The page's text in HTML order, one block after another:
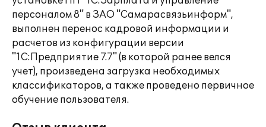
персоналом 8" в ЗАО "Самарасвязьинформ",
выполнен перенос кадровой информации и
расчетов из конфигурации версии
"1С:Предприятие 7.7" (в которой ранее велся
учет), произведена загрузка необходимых
классификаторов, а также проведено первичное
обучение пользователя.